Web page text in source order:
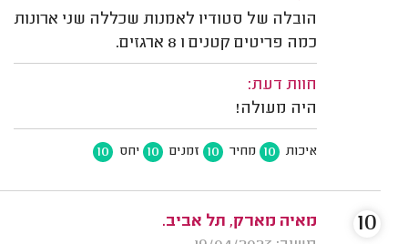
הובלה של סטודיו לאמנות שכללה שני ארונות
כמה פריטים קטנים ו 8 ארגזים.
חוות דעת:
היה מעולה!
איכות 10 מחיר 10 זמנים 10 יחס 10
מאיה מארק, תל אביב.
10